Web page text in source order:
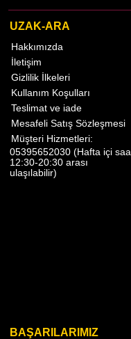
UZAK-ARA
Hakkımızda
İletişim
Gizlilik İlkeleri
Kullanım Koşulları
Teslimat ve iade
Mesafeli Satış Sözleşmesi
Müşteri Hizmetleri:
05395652030 (Hafta içi
12:30-20:30 arası
ulaşılabilir)
BAŞARILARIMIZ